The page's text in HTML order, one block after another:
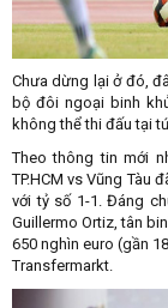
Chưa dừng lại ở đó,
bộ đôi ngoại binh
không thể thi đấu tại
Theo thông tin mới
TP.HCM vs Vũng Tàu
với tỷ số 1-1. Đáng
Guillermo Ortiz, tân
650 nghìn euro (gần
Transfermarkt.